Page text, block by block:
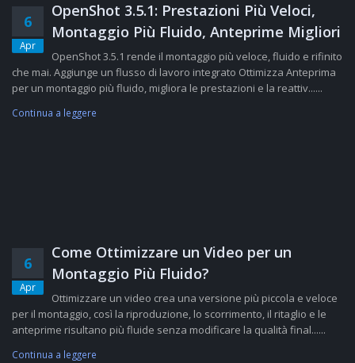
6
Apr
OpenShot 3.5.1: Prestazioni Più Veloci,
Montaggio Più Fluido, Anteprime Migliori
OpenShot 3.5.1 rende il montaggio più veloce, fluido e rifinito
che mai. Aggiunge un flusso di lavoro integrato Ottimizza Anteprima
per un montaggio più fluido, migliora le prestazioni e la reattiv......
Continua a leggere
6
Apr
Come Ottimizzare un Video per un
Montaggio Più Fluido?
Ottimizzare un video crea una versione più piccola e veloce
per il montaggio, così la riproduzione, lo scorrimento, il ritaglio e le
anteprime risultano più fluide senza modificare la qualità final......
Continua a leggere